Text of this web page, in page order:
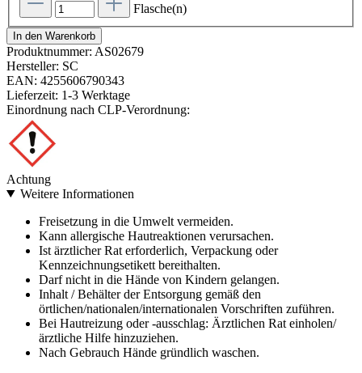
Flasche(n)
In den Warenkorb
Produktnummer: AS02679
Hersteller: SC
EAN: 4255606790343
Lieferzeit: 1-3 Werktage
Einordnung nach CLP-Verordnung:
Achtung
Weitere Informationen
Freisetzung in die Umwelt vermeiden.
Kann allergische Hautreaktionen verursachen.
Ist ärztlicher Rat erforderlich, Verpackung oder
Kennzeichnungsetikett bereithalten.
Darf nicht in die Hände von Kindern gelangen.
Inhalt / Behälter der Entsorgung gemäß den
örtlichen/nationalen/internationalen Vorschriften zuführen.
Bei Hautreizung oder -ausschlag: Ärztlichen Rat einholen/
ärztliche Hilfe hinzuziehen.
Nach Gebrauch Hände gründlich waschen.